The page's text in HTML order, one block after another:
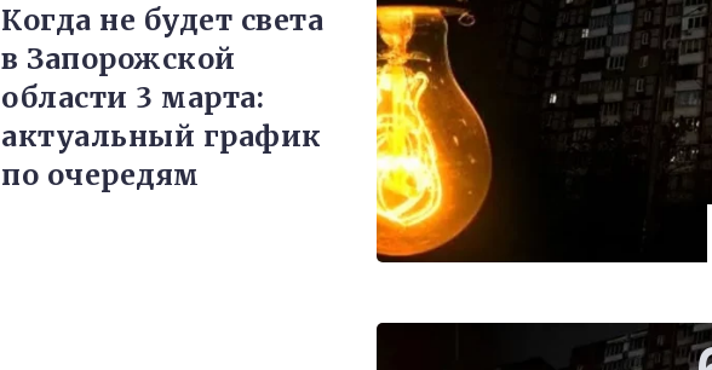
Когда не будет света
в Запорожской
области 3 марта:
актуальный график
по очередям